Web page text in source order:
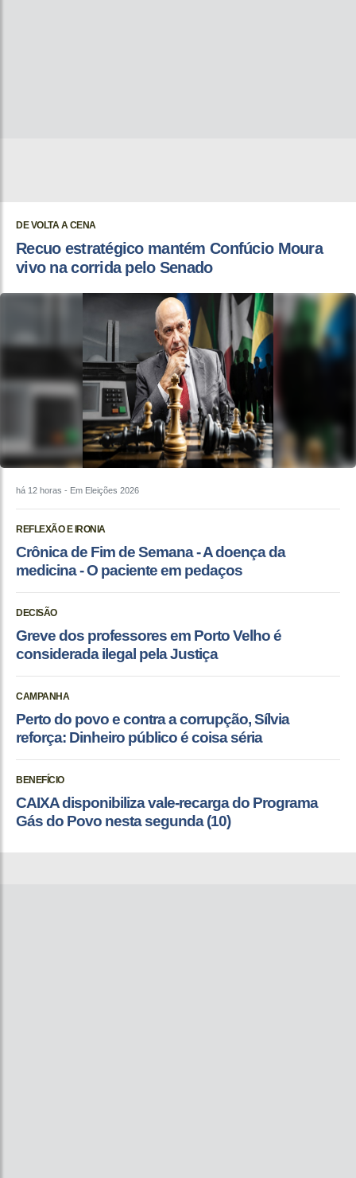
DE VOLTA A CENA
Recuo estratégico mantém Confúcio Moura
vivo na corrida pelo Senado
há 12 horas - Em Eleições 2026
REFLEXÃO E IRONIA
Crônica de Fim de Semana - A doença da
medicina - O paciente em pedaços
DECISÃO
Greve dos professores em Porto Velho é
considerada ilegal pela Justiça
CAMPANHA
Perto do povo e contra a corrupção, Sílvia
reforça: Dinheiro público é coisa séria
BENEFÍCIO
CAIXA disponibiliza vale-recarga do Programa
Gás do Povo nesta segunda (10)